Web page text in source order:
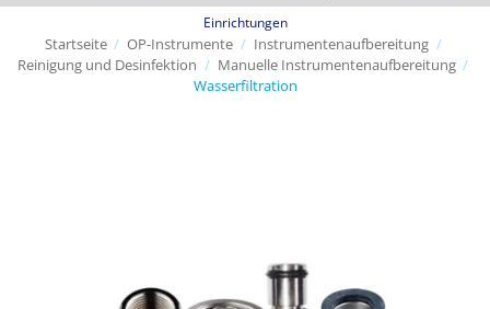
Einrichtungen
Startseite / OP-Instrumente / Instrumentenaufbereitung /
Reinigung und Desinfektion / Manuelle Instrumentenaufbereitung /
Wasserfiltration